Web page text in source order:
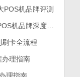
POS机品牌评测
佛山POS机品牌怎么选？2025主流POS机品牌深度测评与选购指南
卡全流程
办理指南